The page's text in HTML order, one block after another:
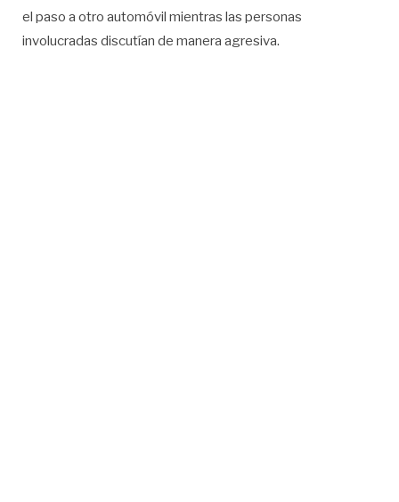
el paso a otro automóvil mientras las personas
involucradas discutían de manera agresiva.